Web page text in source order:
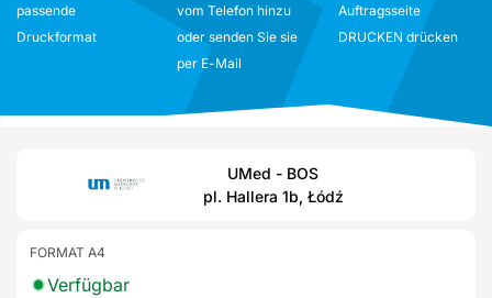
passende
Druckformat
vom Telefon hinzu
oder senden Sie sie
per E-Mail
Auftragsseite
DRUCKEN drücken
UMed - BOS
pl. Hallera 1b, Łódź
FORMAT A4
Verfügbar